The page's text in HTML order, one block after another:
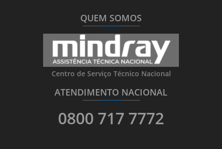
QUEM SOMOS
_______________________
Centro de Serviço Técnico Nacional
ATENDIMENTO NACIONAL
_______________________
0800 717 7772